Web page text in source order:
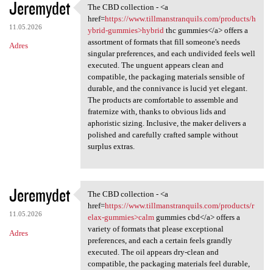
o
m
e
Jeremydet
11.05.2026
Adres
The CBD collection - <a href
The CBD collection - <a
href=https://www.tillmanstranquils.com/products/h
ybrid-gummies>hybrid thc gummies</a> offers a
assortment of formats that fill someone's needs
singular preferences, and each undivided feels well
executed. The unguent appears clean and
compatible, the packaging materials sensible of
durable, and the connivance is lucid yet elegant.
The products are comfortable to assemble and
fraternize with, thanks to obvious lids and
aphoristic sizing. Inclusive, the maker delivers a
polished and carefully crafted sample without
surplus extras.
Jeremydet
11.05.2026
Adres
The CBD collection - <a href
The CBD collection - <a
href=https://www.tillmanstranquils.com/products/r
elax-gummies>calmgummies cbd</a> offers a
variety of formats that please exceptional
preferences, and each a certain feels grandly
executed. The oil appears dry-clean and
compatible, the packaging materials feel durable,